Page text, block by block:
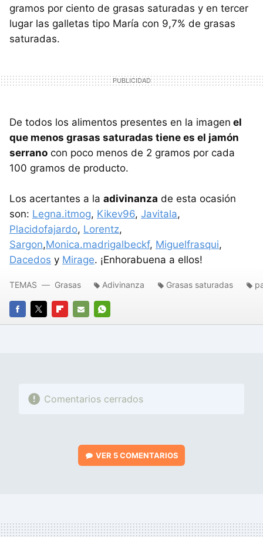
gramos por ciento de grasas saturadas y en tercer
lugar las galletas tipo María con 9,7% de grasas
saturadas.
De todos los alimentos presentes en la imagen el
que menos grasas saturadas tiene es el jamón
serrano con poco menos de 2 gramos por cada
100 gramos de producto.
Los acertantes a la adivinanza de esta ocasión
son: Legna.itmog, Kikev96, Javitala,
Placidofajardo, Lorentz,
Sargon,Monica.madrigalbeckf, Miguelfrasqui,
Dacedos y Mirage. ¡Enhorabuena a ellos!
FACEBOOK
TWITTERFLIPBOARD
E-
WHATSAPP
TEMAS Grasas Adivinanza Grasas saturadas
Comentarios cerrados
VER 5 COMENTARIOS